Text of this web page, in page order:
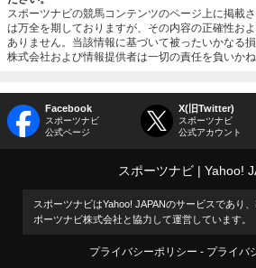
スポーツナビの競馬コンテンツのページ上に掲載
は万全を期しておりますが、その内容の正確性お
ありません。当該情報に基づいて被ったいかなる
株式会社および情報提供者は一切の責任を負いかね
Facebook
スポーツナビ
公式ページ
X(旧Twitter)
スポーツナビ
公式アカウント
スポーツナビ Yahoo!
スポーツナビはYahoo! JAPANのサービスであり
ポーツナビ株式会社と協力して運営しています。
プライバシーポリシー プライバ